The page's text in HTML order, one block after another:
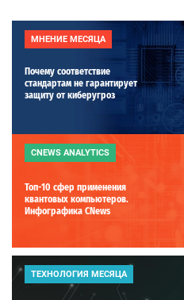
МНЕНИЕ МЕСЯЦА
Почему соответствие
стандартам не гарантирует
защиту от киберугроз
CNEWS ANALYTICS
Топ-10 сфер применения
квантовых компьютеров.
Инфографика CNews
ТЕХНОЛОГИЯ МЕСЯЦА